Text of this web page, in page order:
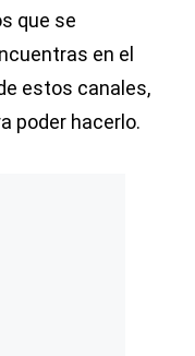
que se
en el
estos canales,
poder hacerlo.